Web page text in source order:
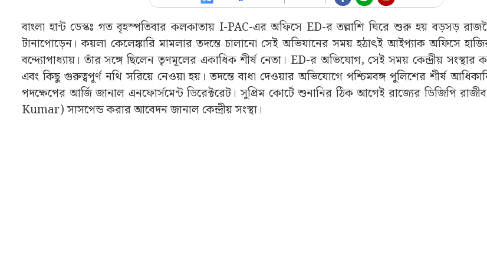
বাংলা হান্ট ডেস্কঃ গত বৃহস্পতিবার কলকাতায় I-PAC-এর অফিসে ED-র তল্লাশি ঘিরে শুরু হয় বড়সড়
টানাপোড়েন। কয়লা কেলেঙ্কারি মামলার তদন্তে চালানো সেই অভিযানের সময় হঠাৎই আইপ্যাক অফিসে
বন্দ্যোপাধ্যায়। তাঁর সঙ্গে ছিলেন তৃণমূলের একাধিক শীর্ষ নেতা। ED-র অভিযোগ, সেই সময় কেন্দ্রীয় সংস্থার
এবং কিছু গুরুত্বপূর্ণ নথি সরিয়ে নেওয়া হয়। তদন্তে বাধা দেওয়ার অভিযোগে পশ্চিমবঙ্গ পুলিশের শীর্ষ
পদক্ষেপের আর্জি জানাল এনফোর্সমেন্ট ডিরেক্টরেট। সুপ্রিম কোর্টে শুনানির ঠিক আগেই রাজ্যের ডিজিপি
Kumar) সাসপেন্ড করার আবেদন জানাল কেন্দ্রীয় সংস্থা।